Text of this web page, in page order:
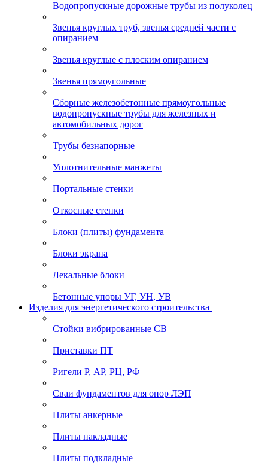
Водопропускные дорожные трубы из полуколец
Звенья круглых труб, звенья средней части с
опиранием
Звенья круглые с плоским опиранием
Звенья прямоугольные
Сборные железобетонные прямоугольные
водопропускные трубы для железных и
автомобильных дорог
Трубы безнапорные
Уплотнительные манжеты
Портальные стенки
Откосные стенки
Блоки (плиты) фундамента
Блоки экрана
Лекальные блоки
Бетонные упоры УГ, УН, УВ
Изделия для энергетического строительства
Стойки вибрированные СВ
Приставки ПТ
Ригели Р, АР, РЦ, РФ
Сваи фундаментов для опор ЛЭП
Плиты анкерные
Плиты накладные
Плиты подкладные